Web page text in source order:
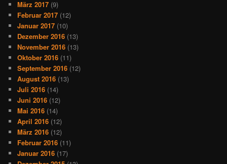
März 2017 (9)
Februar 2017 (12)
Januar 2017 (10)
Dezember 2016 (13)
November 2016 (13)
Oktober 2016 (11)
September 2016 (12)
August 2016 (13)
Juli 2016 (14)
Juni 2016 (12)
Mai 2016 (14)
April 2016 (12)
März 2016 (12)
Februar 2016 (11)
Januar 2016 (17)